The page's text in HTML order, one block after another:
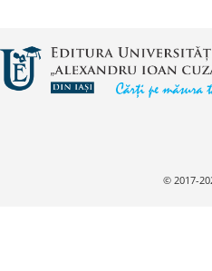
© 2017-